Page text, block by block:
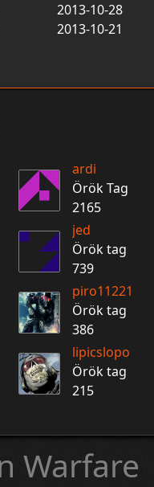
2013-10-28
2013-10-21
ardi
Örök Tag
2165
jed
Örök tag
739
piro11221
Örök tag
386
lipicslopo
Örök tag
215
Warfare